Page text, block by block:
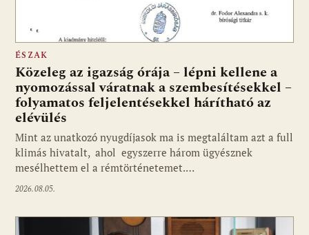
ÉSZAK
Közeleg az igazság órája – lépni kellene a
nyomozással váratnak a szembesítésekkel –
folyamatos feljelentésekkel hárítható az
elévülés
Mint az unatkozó nyugdíjasok ma is megtaláltam azt a full
klimás hivatalt, ahol egyszerre három ügyésznek
mesélhettem el a rémtörténetemet.…
2026.08.05.